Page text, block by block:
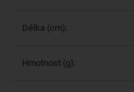
Délka (cm):
Hmotnost (g):